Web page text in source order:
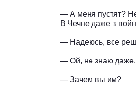
— А меня пустят?
В Чечне даже в
— Надеюсь, все
— Ой, не знаю даже.
— Зачем вы им?